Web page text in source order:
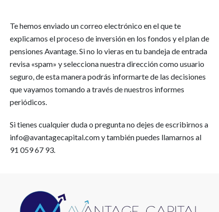
Te hemos enviado un correo electrónico en el que te
explicamos el proceso de inversión en los fondos y el plan de
pensiones Avantage. Si no lo vieras en tu bandeja de entrada
revisa «spam» y selecciona nuestra dirección como usuario
seguro, de esta manera podrás informarte de las decisiones
que vayamos tomando a través de nuestros informes
periódicos.
Si tienes cualquier duda o pregunta no dejes de escribirnos a
info@avantagecapital.com y también puedes llamarnos al
91 059 67 93.